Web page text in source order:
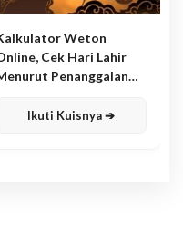
Weton
Cek Hari Lahir
Penanggalan
Ikuti Kuisnya ➔